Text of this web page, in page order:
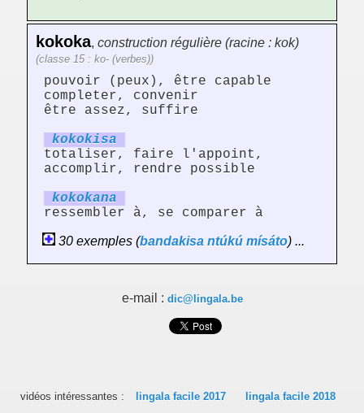
kokoka, construction régulière (racine : kok)
(classe 15 : ko- (verbes))
pouvoir (peux), être capable
completer, convenir
être assez, suffire
kokokisa
totaliser, faire l'appoint,
accomplir, rendre possible
kokokana
ressembler à, se comparer à
30 exemples (bandakisa ntúkú mísáto) ...
e-mail : dic@lingala.be
vidéos intéressantes : lingala facile 2017 lingala facile 2018